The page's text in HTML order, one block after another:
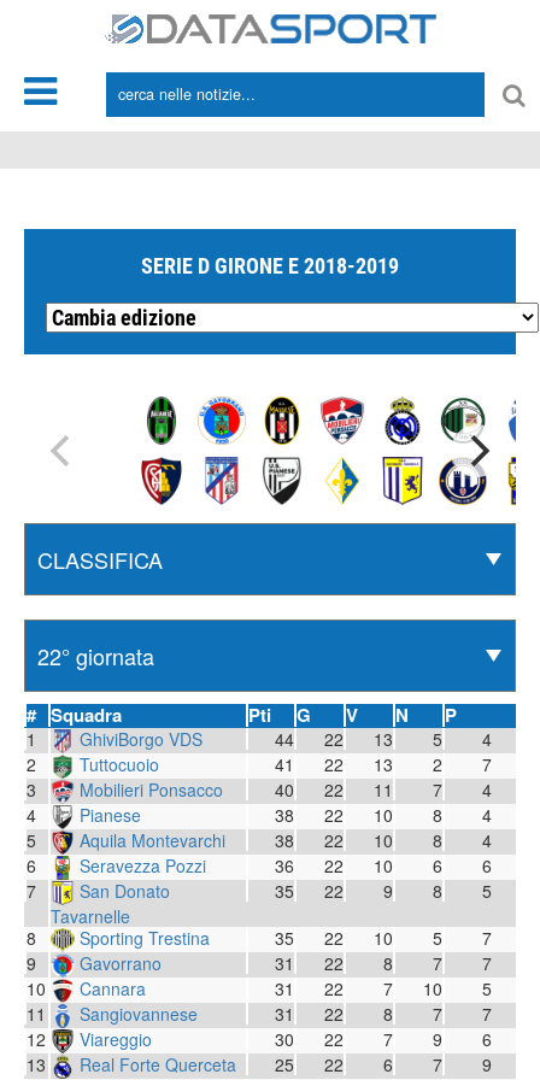
SERIE D GIRONE E 2018-2019
# Squadra Pti G V N P
1 GhiviBorgo VDS 44 22 13 5
4
2
Tuttocuoio 41 22 13 2
7
3
Mobilieri Ponsacco 40 22 11 7
4
4
Pianese 38 22 10 8
4
5
Aquila Montevarchi 38 22 10 8
4
6
Seravezza Pozzi 36 22 10 6
6
7
San Donato
Tavarnelle
35 22 9 8
5
8
Sporting Trestina 35 22 10 5
7
9
Gavorrano 31 22 8 7
7
10
Cannara 31 22 7 10
5
11
Sangiovannese 31 22 8 7
7
12
Viareggio 30 22 7 9
6
13
Real Forte Querceta 25 22 6 7
9